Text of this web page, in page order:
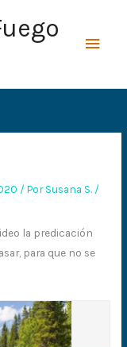
/ PorSusana S. /
la predicación
para que no se